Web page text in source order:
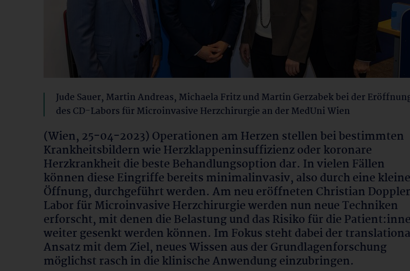
Jude Sauer, Martin Andreas, Michaela Fritz und Martin Gerzabek bei der
des CD-Labors für Microinvasive Herzchirurgie an der MedUni Wien
(Wien, 25-04-2023) Operationen am Herzen stellen bei bestimmten
Krankheitsbildern wie Herzklappeninsuffizienz oder koronare
Herzkrankheit die beste Behandlungsoption dar. In vielen Fällen
können diese Eingriffe bereits minimalinvasiv, also durch eine kleine
Öffnung, durchgeführt werden. Am neu eröffneten Christian Doppler
Labor für Microinvasive Herzchirurgie werden nun neue Techniken
erforscht, mit denen die Belastung und das Risiko für die
weiter gesenkt werden können. Im Fokus steht dabei der
Ansatz mit dem Ziel, neues Wissen aus der Grundlagenforschung
möglichst rasch in die klinische Anwendung einzubringen.